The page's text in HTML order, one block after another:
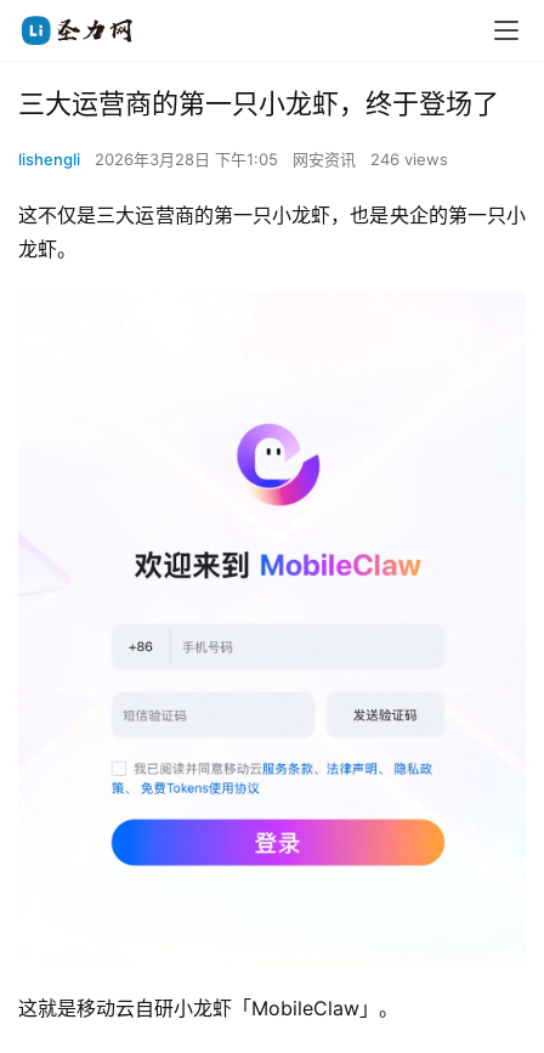
三大运营商的第一只小龙虾，终于登场了
lishengli 2026年3月28日 下午1:05 网安资讯 246 views
这不仅是三大运营商的第一只小龙虾，也是央企的第一只小
龙虾。
这就是移动云自研小龙虾「MobileClaw」。